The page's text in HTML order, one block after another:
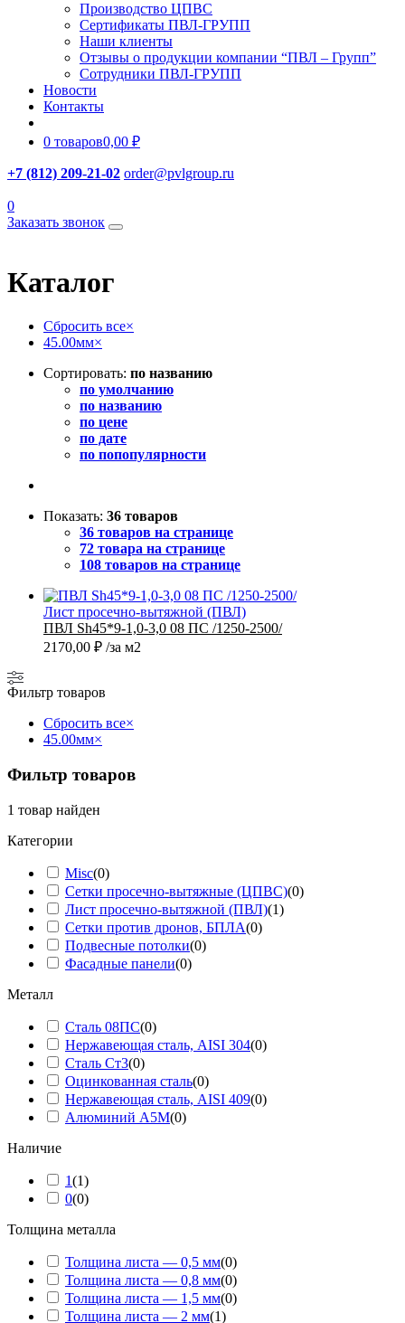
Производство ЦПВС
Сертификаты ПВЛ-ГРУПП
Наши клиенты
Отзывы о продукции компании “ПВЛ – Групп”
Сотрудники ПВЛ-ГРУПП
Новости
Контакты
0 товаров0,00 ₽
+7 (812) 209-21-02 order@pvlgroup.ru
0
Заказать звонок
Каталог
Сбросить все×
45.00мм×
Сортировать: по названию
по умолчанию
по названию
по цене
по дате
по попопулярности
Показать: 36 товаров
36 товаров на странице
72 товара на странице
108 товаров на странице
Лист просечно-вытяжной (ПВЛ)
ПВЛ Sh45*9-1,0-3,0 08 ПС /1250-2500/
2170,00 ₽ /за м2
Фильтр товаров
Сбросить все×
45.00мм×
Фильтр товаров
1 товар найден
Категории
Misc(0)
Сетки просечно-вытяжные (ЦПВС)(0)
Лист просечно-вытяжной (ПВЛ)(1)
Сетки против дронов, БПЛА(0)
Подвесные потолки(0)
Фасадные панели(0)
Металл
Сталь 08ПС(0)
Нержавеющая сталь, AISI 304(0)
Сталь Ст3(0)
Оцинкованная сталь(0)
Нержавеющая сталь, AISI 409(0)
Алюминий А5М(0)
Наличие
1(1)
0(0)
Толщина металла
Толщина листа — 0,5 мм(0)
Толщина листа — 0,8 мм(0)
Толщина листа — 1,5 мм(0)
Толщина листа — 2 мм(1)